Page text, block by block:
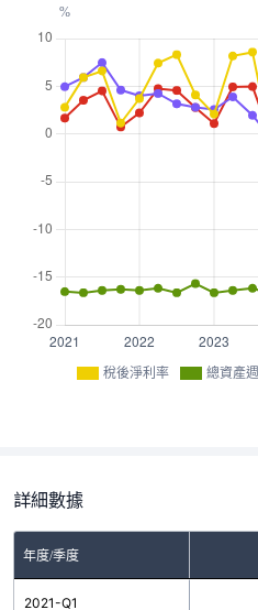
稅後淨利率 總資產
詳細數據
年度/季度
2021-Q1